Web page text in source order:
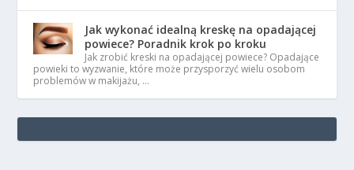
Jak wykonać idealną kreskę na opadającej
powiece? Poradnik krok po kroku
Jak zrobić kreski na opadającej powiece? Opadające
powieki to wyzwanie, które może przysporzyć wielu osobom
problemów w makijażu, …